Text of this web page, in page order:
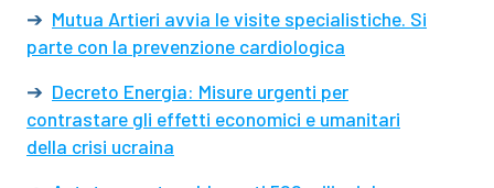
➔ Mutua Artieri avvia le visite specialistiche. Si
parte con la prevenzione cardiologica
➔ Decreto Energia: Misure urgenti per
contrastare gli effetti economici e umanitari
della crisi ucraina